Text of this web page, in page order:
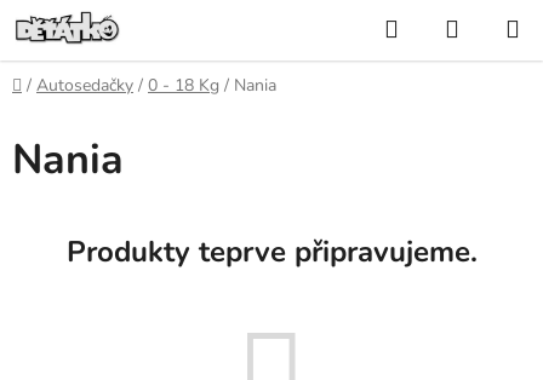
Přejít
na
obsah
Hledat
KOŠÍK
Domů
/ Autosedačky / 0 - 18 Kg / Nania
Nania
Produkty teprve připravujeme.